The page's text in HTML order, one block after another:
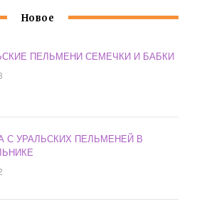
Новое
ПЕЛЬМЕНИ СЕМЕЧКИ И БАБКИ
С УРАЛЬСКИХ ПЕЛЬМЕНЕЙ В